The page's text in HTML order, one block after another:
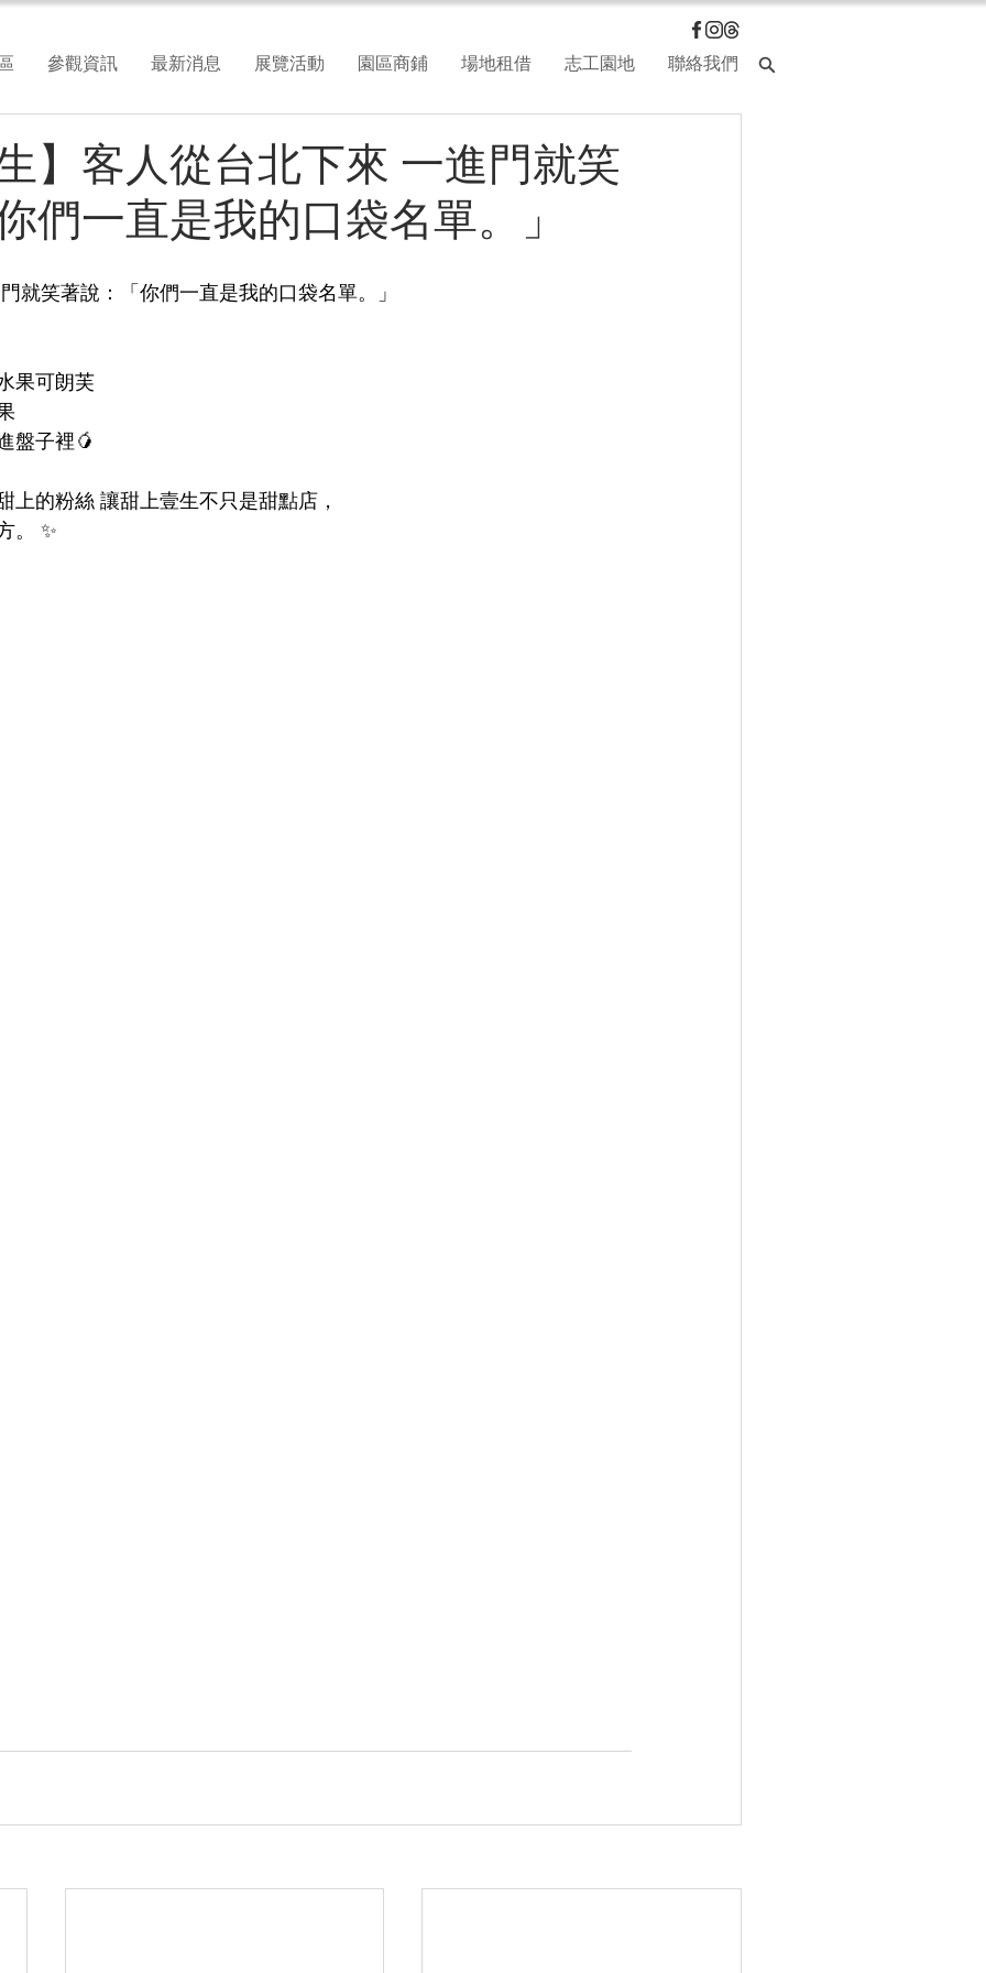
參觀資訊 最新消息 展覽活動 園區商鋪 場地租借 志工園地 聯絡我們
】客人從台北下來 一進門就笑
們一直是我的口袋名單。」
就笑著說：「你們一直是我的口袋名單。」
果可朗芙
盤子裡🥭
上的粉絲 讓甜上壹生不只是甜點店，
。 ✨